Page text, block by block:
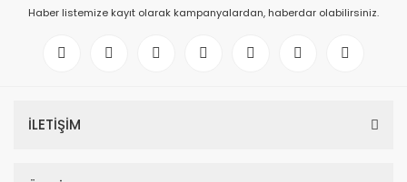
Haber listemize kayıt olarak kampanyalardan, haberdar olabilirsiniz.
İLETİŞİM